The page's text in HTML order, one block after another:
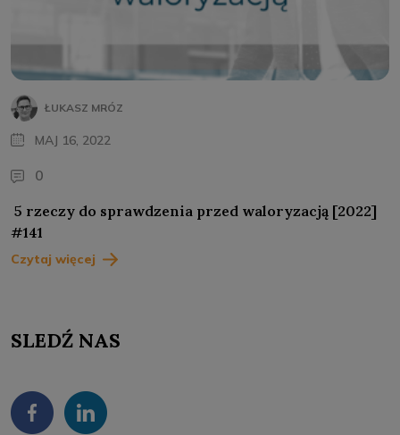
ŁUKASZ MRÓZ
MAJ 16, 2022
0
5 rzeczy do sprawdzenia przed waloryzacją [2022]
#141
Czytaj więcej
SLEDŹ NAS